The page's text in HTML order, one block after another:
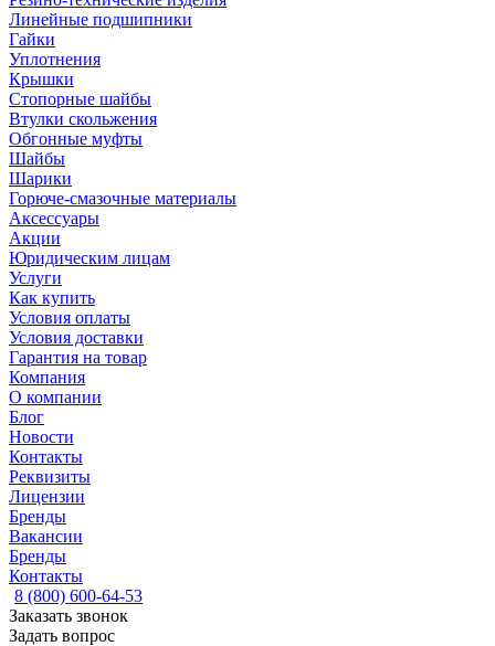
Линейные подшипники
Гайки
Уплотнения
Крышки
Стопорные шайбы
Втулки скольжения
Обгонные муфты
Шайбы
Шарики
Горюче-смазочные материалы
Аксессуары
Акции
Юридическим лицам
Услуги
Как купить
Условия оплаты
Условия доставки
Гарантия на товар
Компания
О компании
Блог
Новости
Контакты
Реквизиты
Лицензии
Бренды
Вакансии
Бренды
Контакты
8 (800) 600-64-53
Заказать звонок
Задать вопрос